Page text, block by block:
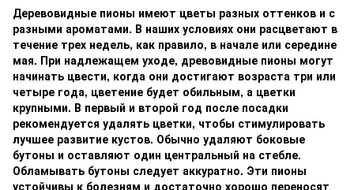
Деревовидные пионы имеют цветы разных оттенков и с
разными ароматами. В наших условиях они расцветают в
течение трех недель, как правило, в начале или середине
мая. При надлежащем уходе, древовидные пионы могут
начинать цвести, когда они достигают возраста три или
четыре года, цветение будет обильным, а цветки
крупными. В первый и второй год после посадки
рекомендуется удалять цветки, чтобы стимулировать
лучшее развитие кустов. Обычно удаляют боковые
бутоны и оставляют один центральный на стебле.
Обламывать бутоны следует аккуратно. Эти пионы
устойчивы к болезням и достаточно хорошо переносят